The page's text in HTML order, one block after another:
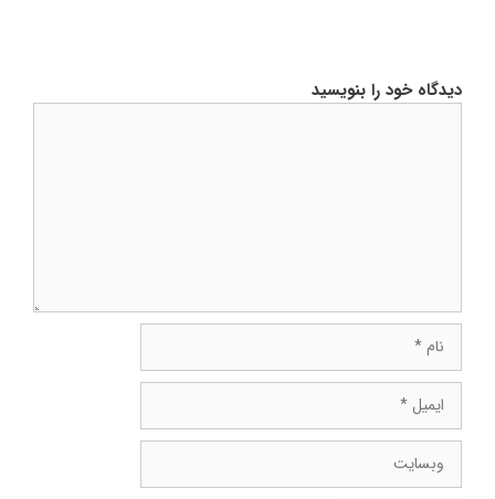
دیدگاه خود را بنویسید
ایمیل
وبسایت